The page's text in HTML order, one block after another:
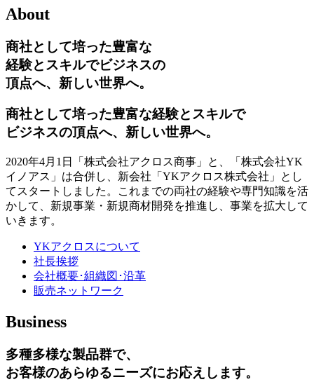
About
商社として培った豊富な
経験とスキルでビジネスの
頂点へ、新しい世界へ。
商社として培った豊富な経験とスキルで
ビジネスの頂点へ、新しい世界へ。
2020年4月1日「株式会社アクロス商事」と、「株式会社YK
イノアス」は合併し、新会社「YKアクロス株式会社」とし
てスタートしました。これまでの両社の経験や専門知識を活
かして、新規事業・新規商材開発を推進し、事業を拡大して
いきます。
YKアクロスについて
社長挨拶
会社概要･組織図･沿革
販売ネットワーク
Business
多種多様な製品群で、
お客様のあらゆるニーズにお応えします。